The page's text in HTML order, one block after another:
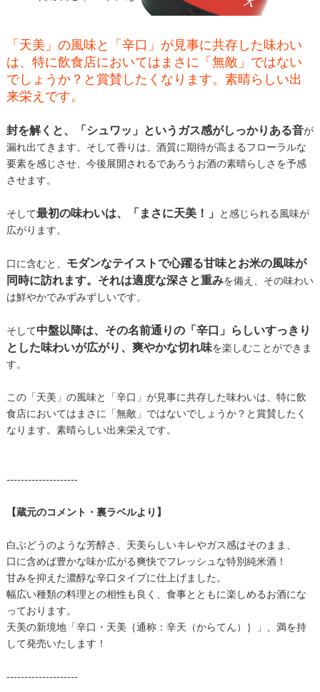
「天美」の風味と「辛口」が見事に共存した味わい
は、特に飲食店においてはまさに「無敵」ではない
でしょうか？と賞賛したくなります。素晴らしい出
来栄えです。
封を解くと、「シュワッ」というガス感がしっかりある音が
漏れ出てきます。そして香りは、酒質に期待が高まるフローラルな
要素を感じさせ、今後展開されるであろうお酒の素晴らしさを予感
させます。
そして最初の味わいは、「まさに天美！」
と感じられる風味が
広がります。
口に含むと、 モダンなテイストで心躍る甘味とお米の風味が
同時に訪れます。それは適度な深さと重みを備え、その味わい
は鮮やかでみずみずしいです。
そして中盤以降は、その名前通りの「辛口」らしいすっきり
とした味わいが広がり、爽やかな切れ味を楽しむことができま
す。
この「天美」の風味と「辛口」が見事に共存した味わいは、特に飲
食店においてはまさに「無敵」ではないでしょうか？と賞賛したく
なります。素晴らしい出来栄えです。
--------------------
【蔵元のコメント・裏ラベルより】
白ぶどうのような芳醇さ、天美らしいキレやガス感はそのまま、
口に含めば豊かな味か広がる爽快でフレッシュな特別純米酒！
甘みを抑えた濃醇な辛口タイプに仕上げました。
幅広い種類の料理との相性も良く、食事とともに楽しめるお酒にな
っております。
天美の新境地「辛口・天美｛通称：辛天（からてん）｝」、満を持
して発売いたします！
--------------------